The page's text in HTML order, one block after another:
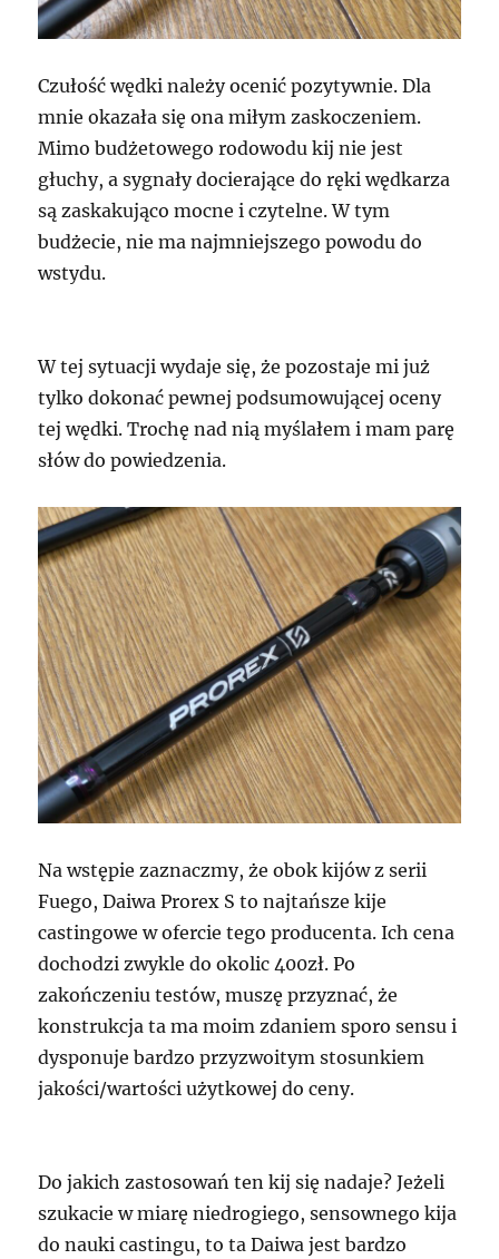
Czułość wędki należy ocenić pozytywnie. Dla
mnie okazała się ona miłym zaskoczeniem.
Mimo budżetowego rodowodu kij nie jest
głuchy, a sygnały docierające do ręki wędkarza
są zaskakująco mocne i czytelne. W tym
budżecie, nie ma najmniejszego powodu do
wstydu.
W tej sytuacji wydaje się, że pozostaje mi już
tylko dokonać pewnej podsumowującej oceny
tej wędki. Trochę nad nią myślałem i mam parę
słów do powiedzenia.
Na wstępie zaznaczmy, że obok kijów z serii
Fuego, Daiwa Prorex S to najtańsze kije
castingowe w ofercie tego producenta. Ich cena
dochodzi zwykle do okolic 400zł. Po
zakończeniu testów, muszę przyznać, że
konstrukcja ta ma moim zdaniem sporo sensu i
dysponuje bardzo przyzwoitym stosunkiem
jakości/wartości użytkowej do ceny.
Do jakich zastosowań ten kij się nadaje? Jeżeli
szukacie w miarę niedrogiego, sensownego kija
do nauki castingu, to ta Daiwa jest bardzo